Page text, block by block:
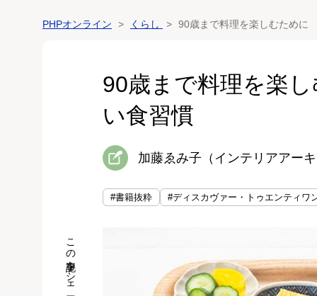
PHPオンライン くらし 90歳まで料理を楽しむために
90歳まで料理を楽
い食習慣
加藤ゑみ子（インテリアアー
#書籍抜粋 #ディスカヴァー・トゥエンティワ
この記事をシェア